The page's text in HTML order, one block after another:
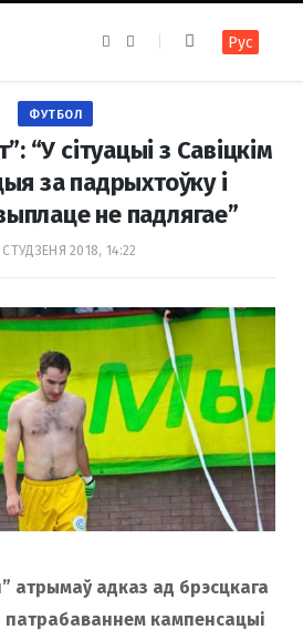
e
k
t
a
m
Рус
ФУТБОЛ
“У сітуацыі з Савіцкім
за падрыхтоўку і
не падлягае”
СТУДЗЕНЯ 2018, 14:22
атрымаў адказ ад брэсцкага
патрабаваннем кампенсацыі